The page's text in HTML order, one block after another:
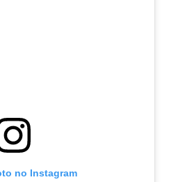
no Instagram